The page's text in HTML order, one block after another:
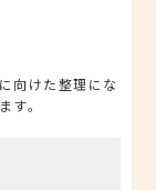
向けた整理にな
す。